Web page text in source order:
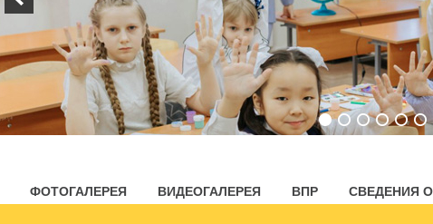
ФОТОГАЛЕРЕЯ ВИДЕОГАЛЕРЕЯ ВПР СВЕДЕНИЯ